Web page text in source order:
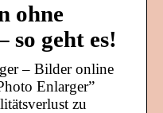
ohne
so geht es!
– Bilder online
Enlarger”
zu